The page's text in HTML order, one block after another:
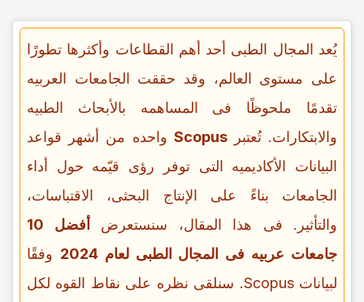
یُعد المجال الطبی أحد أهم القطاعات وأکثرها تطورًا
على مستوى العالم، وقد حققت الجامعات العربیه
تقدمًا ملحوظًا فی المساهمه بالأبحاث الطبیه
والابتکارات. تُعتبرScopus واحده من أشهر قواعد
البیانات الأکادیمیه التی توفر رؤى قیّمه حول أداء
الجامعات بناءً على الإنتاج البحثی، الاقتباسات،
والتأثیر. فی هذا المقال، سنستعرض
أفضل 10
جامعات عربیه فی المجال الطبی لعام 2024
وفقًا
لبیانات Scopus. سنلقی نظره على نقاط القوه لکل